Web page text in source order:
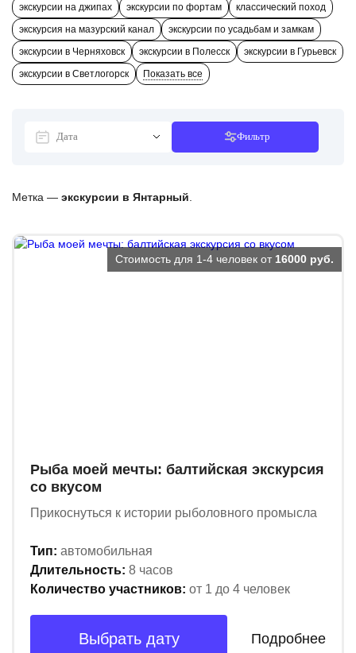
экскурсии на джипах
экскурсии по фортам
классический поход
экскурсия на мазурский канал
экскурсии по усадьбам и замкам
экскурсии в Черняховск
экскурсии в Полесск
экскурсии в Гурьевск
экскурсии в Светлогорск
Показать все
Фильтр
Метка — экскурсии в Янтарный
Рыба моей мечты: балтийская экскурсия
со вкусом
Прикоснуться к истории рыболовного промысла
Тип: автомобильная
Длительность: 8 часов
Количество участников: от 1 до 4 человек
Стоимость для 1-4 человек от 16000 руб.
Выбрать дату Подробнее